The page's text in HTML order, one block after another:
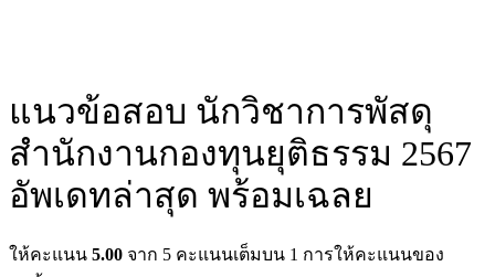
แนวข้อสอบ นักวิชาการพัสดุ
สำนักงานกองทุนยุติธรรม 2567
อัพเดทล่าสุด พร้อมเฉลย
ให้คะแนน 5.00 จาก 5 คะแนนเต็มบน 1 การให้คะแนนของ